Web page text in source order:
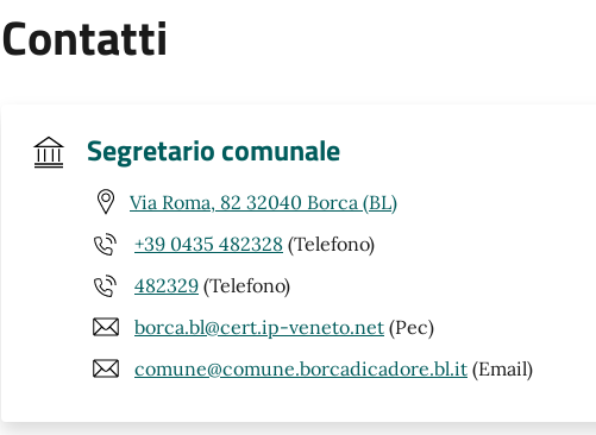
Contatti
Segretario comunale
Via Roma, 82 32040 Borca (BL)
+39 0435 482328 (Telefono)
482329 (Telefono)
borca.bl@cert.ip-veneto.net (Pec)
comune@comune.borcadicadore.bl.it (Email)